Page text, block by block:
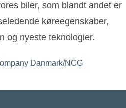
biler, som blandt andet er
køreegenskaber,
og nyeste teknologier.